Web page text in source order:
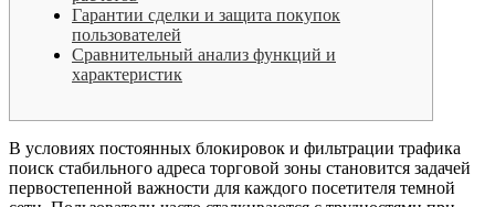
Гарантии сделки и защита покупок
пользователей
Сравнительный анализ функций и
характеристик
В условиях постоянных блокировок и фильтрации трафика
поиск стабильного адреса торговой зоны становится задачей
первостепенной важности для каждого посетителя темной